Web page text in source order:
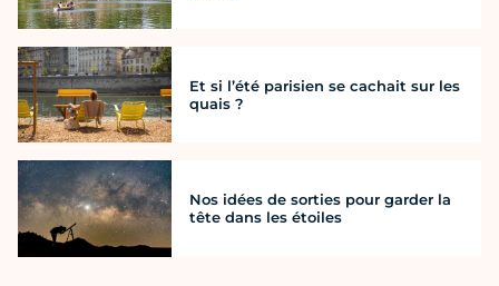
Et si l’été parisien se cachait sur les
quais ?
Nos idées de sorties pour garder la
tête dans les étoiles